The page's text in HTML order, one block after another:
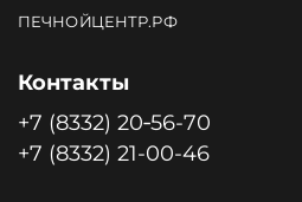
ПЕЧНОЙЦЕНТР.РФ
Контакты
+7 (8332) 20‑56-70
+7 (8332) 21-00-46